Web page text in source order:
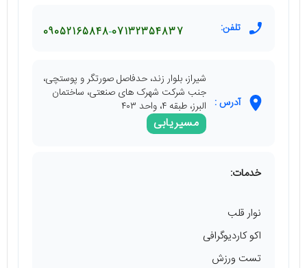
تلفن: 07132354837
09052165848
آدرس :
شیراز، بلوار زند، حدفاصل صورتگر و پوستچی،
جنب شرکت شهرک های صنعتی، ساختمان
البرز، طبقه ٤، واحد ٤٠٣
مسیریابی
خدمات:
نوار قلب
اکو کاردیوگرافی
تست ورزش